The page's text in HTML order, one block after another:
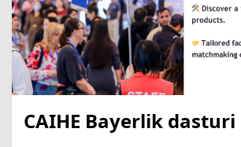
CAIHE Bayerlik dasturi